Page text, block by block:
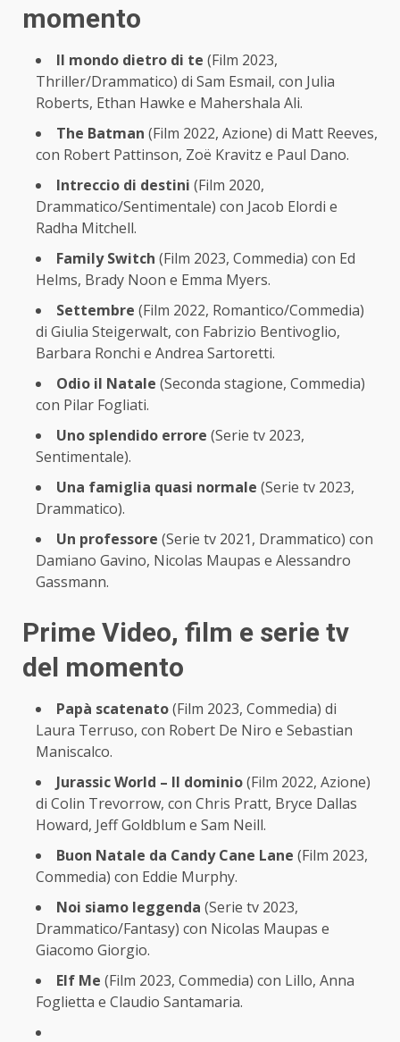
momento
Il mondo dietro di te (Film 2023,
Thriller/Drammatico) di Sam Esmail, con Julia
Roberts, Ethan Hawke e Mahershala Ali.
The Batman (Film 2022, Azione) di Matt Reeves,
con Robert Pattinson, Zoë Kravitz e Paul Dano.
Intreccio di destini (Film 2020,
Drammatico/Sentimentale) con Jacob Elordi e
Radha Mitchell.
Family Switch (Film 2023, Commedia) con Ed
Helms, Brady Noon e Emma Myers.
Settembre (Film 2022, Romantico/Commedia)
di Giulia Steigerwalt, con Fabrizio Bentivoglio,
Barbara Ronchi e Andrea Sartoretti.
Odio il Natale (Seconda stagione, Commedia)
con Pilar Fogliati.
Uno splendido errore (Serie tv 2023,
Sentimentale).
Una famiglia quasi normale (Serie tv 2023,
Drammatico).
Un professore (Serie tv 2021, Drammatico) con
Damiano Gavino, Nicolas Maupas e Alessandro
Gassmann.
Prime Video, film e serie tv
del momento
Papà scatenato(Film 2023, Commedia) di
Laura Terruso, con Robert De Niro e Sebastian
Maniscalco.
Jurassic World – Il dominio(Film 2022, Azione)
di Colin Trevorrow, con Chris Pratt, Bryce Dallas
Howard, Jeff Goldblum e Sam Neill.
Buon Natale da Candy Cane Lane (Film 2023,
Commedia) con Eddie Murphy.
Noi siamo leggenda (Serie tv 2023,
Drammatico/Fantasy) con Nicolas Maupas e
Giacomo Giorgio.
Elf Me (Film 2023, Commedia) con Lillo, Anna
Foglietta e Claudio Santamaria.